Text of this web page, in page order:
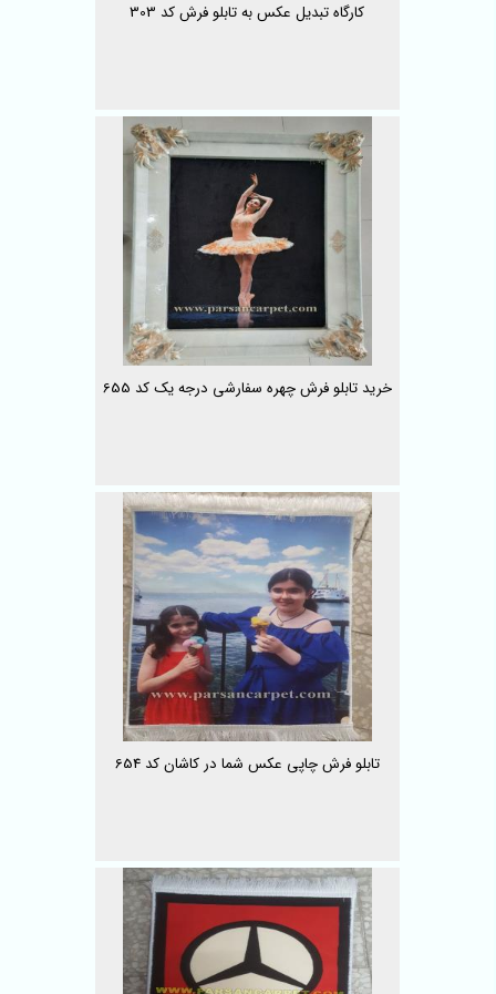
کارگاه تبدیل عکس به تابلو فرش کد 303
خرید تابلو فرش چهره سفارشی درجه یک کد 655
تابلو فرش چاپی عکس شما در کاشان کد 654